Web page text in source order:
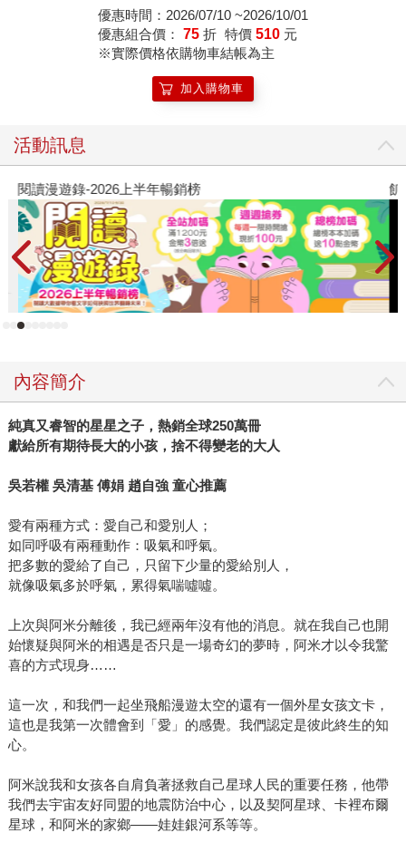
優惠時間：2026/07/10 ~2026/10/01
優惠組合價： 75 折 特價 510 元
※實際價格依購物車結帳為主
加入購物車
活動訊息
閱讀漫遊錄-2026上半年暢銷榜 飢
內容簡介
純真又睿智的星星之子，熱銷全球250萬冊
獻給所有期待長大的小孩，捨不得變老的大人
吳若權 吳清基 傅娟 趙自強 童心推薦
愛有兩種方式：愛自己和愛別人；
如同呼吸有兩種動作：吸氣和呼氣。
把多數的愛給了自己，只留下少量的愛給別人，
就像吸氣多於呼氣，累得氣喘噓噓。
上次與阿米分離後，我已經兩年沒有他的消息。就在我自己也開
始懷疑與阿米的相遇是否只是一場奇幻的夢時，阿米才以令我驚
喜的方式現身……
這一次，和我們一起坐飛船漫遊太空的還有一個外星女孩文卡，
這也是我第一次體會到「愛」的感覺。我們認定是彼此終生的知
心。
阿米說我和女孩各自肩負著拯救自己星球人民的重要任務，他帶
我們去宇宙友好同盟的地震防治中心，以及契阿星球、卡裡布爾
星球，和阿米的家鄉——娃娃銀河系等等。